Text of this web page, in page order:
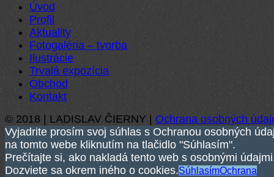
Úvod
Profil
Aktuality
Fotogaléria – tvorba
Ilustrácie
Trvalá expozícia
Obchod
Kontakt
© 2018 | LADISLAV ČIERNY | Ochrana osobných
Vyjadrite prosím svoj súhlas s Ochranou osobných
na tomto webe kliknutím na tlačidlo "Súhlasím".
Prečítajte si, ako nakladá tento web s osobnými
Dozviete sa okrem iného o cookies.SúhlasímOchrana